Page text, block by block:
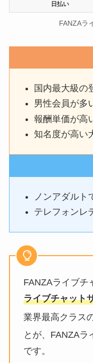
日払い
FANZAラ
国内最大級の
男性会員が多
報酬単価が高
知名度が高い
ノンアダルト
テレフォンレ
FANZAライブチ
ライブチャット
業界最高クラス
とが、FANZAラ
です。